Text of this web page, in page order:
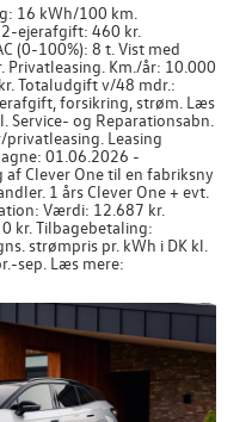
16 kWh/100 km.
ejerafgift: 460 kr.
(0-100%): 8 t. Vist med
Privatleasing. Km./år: 10.000
Totaludgift v/48 mdr.:
forsikring, strøm. Læs
Service- og Reparationsabn.
Leasing
01.06.2026 -
Clever One til en fabriksny
1 års Clever One + evt.
Værdi: 12.687 kr.
kr. Tilbagebetaling:
strømpris pr. kWh i DK kl.
sep. Læs mere: